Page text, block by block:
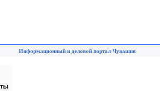
Информационный и деловой портал Чувашия